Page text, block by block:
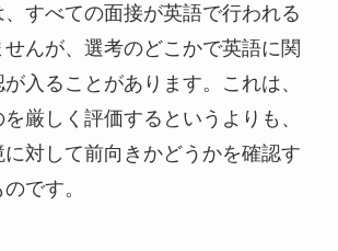
すべての面接が英語で行われる
んが、選考のどこかで英語に関
入ることがあります。これは、
厳しく評価するというよりも、
対して前向きかどうかを確認す
です。